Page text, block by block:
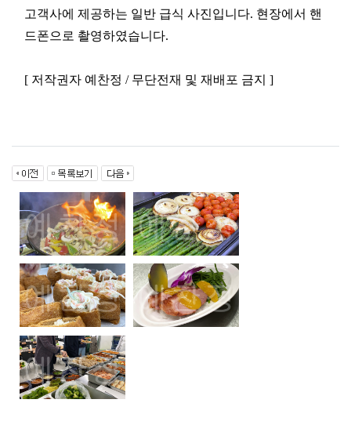
고객사에 제공하는 일반 급식 사진입니다. 현장에서 핸
드폰으로 촬영하였습니다.
[ 저작권자 예찬정 / 무단전재 및 재배포 금지 ]